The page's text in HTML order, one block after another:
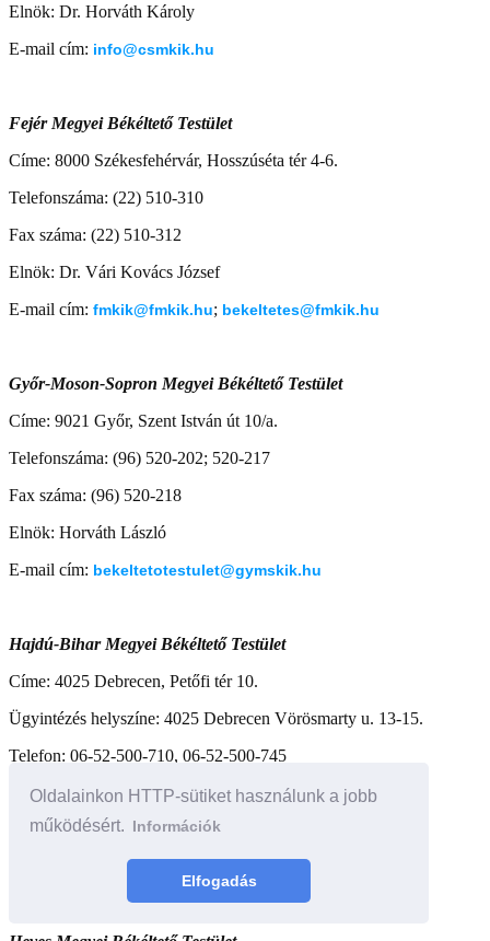
Oldalainkon HTTP-sütiket használunk a jobb
működésért. Információk
Elfogadás
Elnök: Dr. Horváth Károly
E-mail cím: info@csmkik.hu
Fejér Megyei Békéltető Testület
Címe: 8000 Székesfehérvár, Hosszúséta tér 4-6.
Telefonszáma: (22) 510-310
Fax száma: (22) 510-312
Elnök: Dr. Vári Kovács József
E-mail cím: fmkik@fmkik.hu; bekeltetes@fmkik.hu
Győr-Moson-Sopron Megyei Békéltető Testület
Címe: 9021 Győr, Szent István út 10/a.
Telefonszáma: (96) 520-202; 520-217
Fax száma: (96) 520-218
Elnök: Horváth László
E-mail cím: bekeltetotestulet@gymskik.hu
Hajdú-Bihar Megyei Békéltető Testület
Címe: 4025 Debrecen, Petőfi tér 10.
Ügyintézés helyszíne: 4025 Debrecen Vörösmarty u. 13-15.
Telefon: 06-52-500-710, 06-52-500-745
Fax: 06-52-500-720
Elnök: Dr. Hajnal Zsolt
bekelteto@hbkik.hu